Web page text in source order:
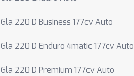
220 D Business 177cv Auto
220 D Enduro 4matic 177cv Auto
220 D Premium 177cv Auto